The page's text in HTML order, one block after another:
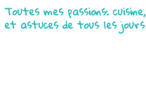
Toutes mes passions:
et astuces de tous les